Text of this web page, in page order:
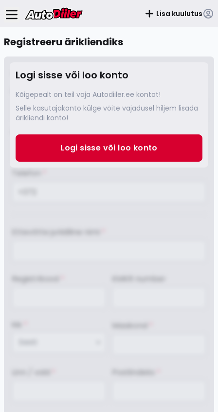
Lisa kuulutus
Registreeru ärikliendiks
Logi sisse või loo konto
Kõigepealt on teil vaja Autodiiler.ee kontot!
Selle kasutajakonto külge võite vajadusel hiljem lisada
ärikliendi konto!
Logi sisse või loo konto
Juriidilised andmed
E-mail*
Kinnita E-mail*
Telefon
Ettevõtte juriidiline nimi
Registrikood KMKR number
Postiindeks